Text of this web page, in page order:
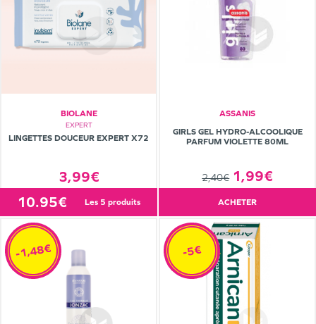
BIOLANE
EXPERT
LINGETTES DOUCEUR EXPERT X72
3,99€
10.95€ les 5 produits
ASSANIS
GIRLS GEL HYDRO-ALCOOLIQUE
PARFUM VIOLETTE 80ML
2,40€ 1,99€
ACHETER
-1,48€ -5€